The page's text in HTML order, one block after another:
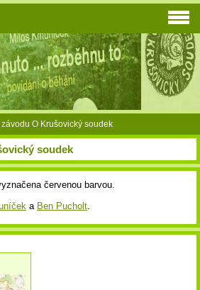
závodu O Krušovický soudek
soudek
červenou barvou.
a Ben Pucholt.